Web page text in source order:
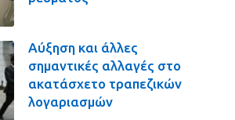
Αύξηση και άλλες
σημαντικές αλλαγές στο
ακατάσχετο τραπεζικών
λογαριασμών